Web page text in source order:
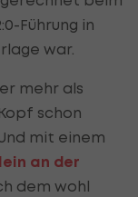
Führung in
war.
mehr als
schon
mit einem
an der
dem wohl